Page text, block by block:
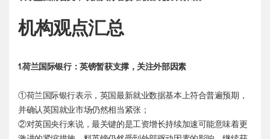
机构观点汇总
1.荷兰国际银行：英镑暂获支撑，关注外部因素
①荷兰国际银行表示，英国最新就业数据基本上符合普遍预期，
并确认英国就业市场仍然相当紧张；
②对英国央行来说，最关键的是工资增长持续加速可能意味着更